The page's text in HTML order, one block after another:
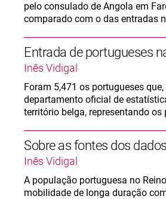
pelo consulado de Angola em
comparado com o das entradas
Entrada de portugueses
Inês Vidigal
Foram 5,471 os portugueses
departamento oficial de
território belga, representando
Sobre as fontes dos
Inês Vidigal
A população portuguesa no
mobilidade de longa duração